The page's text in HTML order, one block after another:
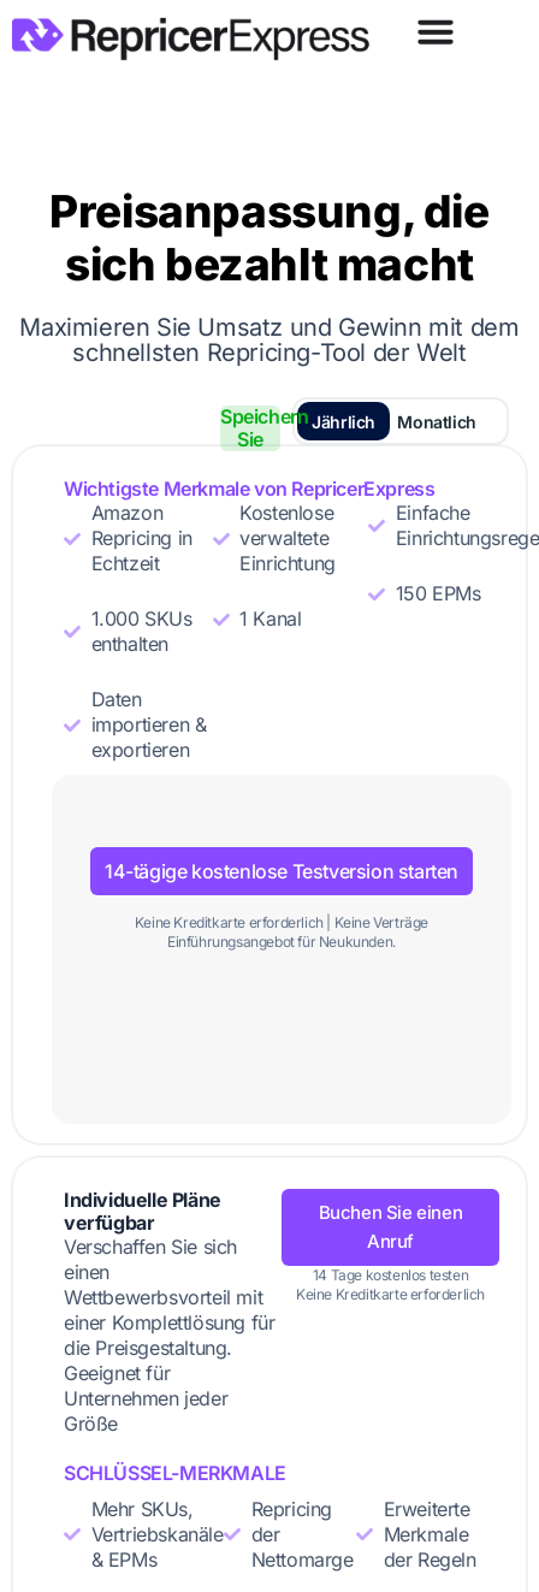
Preisanpassung, die
sich bezahlt macht
Maximieren Sie Umsatz und Gewinn mit dem
schnellsten Repricing-Tool der Welt
Jährlich Monatlich
Speichern
Sie
Wichtigste Merkmale von RepricerExpress
Amazon
Repricing in
Echtzeit
1.000 SKUs
enthalten
Daten
importieren &
exportieren
Kostenlose
verwaltete
Einrichtung
1 Kanal
Einfache
150 EPMs
14-tägige kostenlose Testversion starten
Keine Kreditkarte erforderlich | Keine Verträge
Einführungsangebot für Neukunden.
Individuelle Pläne
verfügbar
Verschaffen Sie sich
einen
Wettbewerbsvorteil mit
einer Komplettlösung für
die Preisgestaltung.
Geeignet für
Unternehmen jeder
Größe
Buchen Sie einen
Anruf
14 Tage kostenlos testen
Keine Kreditkarte erforderlich
SCHLÜSSEL-MERKMALE
Mehr SKUs,
Vertriebskanäle
& EPMs
Repricing
der
Nettomarge
Erweiterte
Merkmale
der Regeln